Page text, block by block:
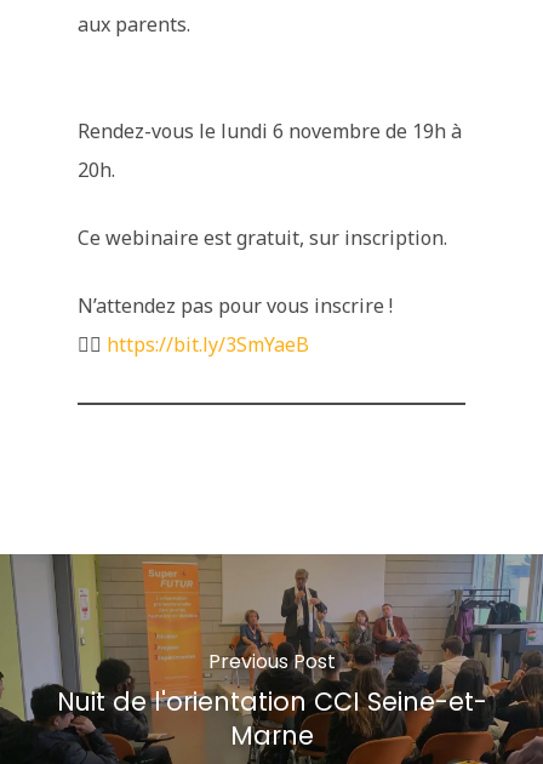
aux parents.
Rendez-vous le lundi 6 novembre de 19h à
20h.
Ce webinaire est gratuit, sur inscription.
N’attendez pas pour vous inscrire !
👉🏼 https://bit.ly/3SmYaeB
Previous Post
Nuit de l'orientation CCI Seine-et-
Marne